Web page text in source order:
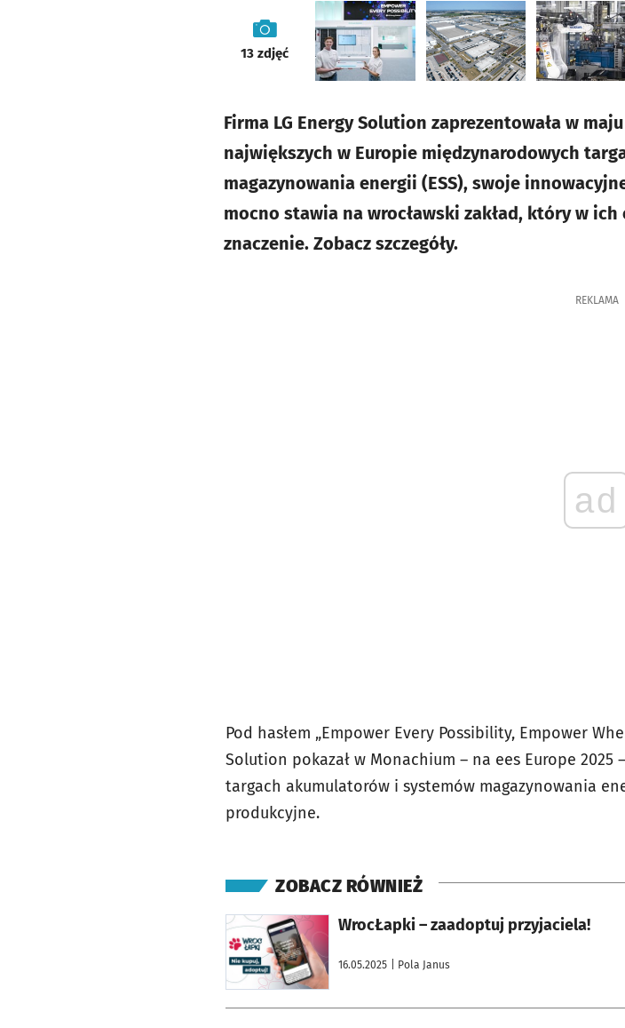
galeria
13zdjęć
Firma LG Energy Solution zaprezentowała w
największych w Europie międzynarodowych
magazynowania energii (ESS), swoje
mocno stawia na wrocławski zakład, który w
znaczenie. Zobacz szczegóły.
REKLAMA
ad
Pod hasłem „Empower Every Possibility, Empower
Solution pokazał w Monachium – na ees Europe
targach akumulatorów i systemów magazynowania
produkcyjne.
ZOBACZ RÓWNIEŻ
WrocŁapki – zaadoptuj przyjaciela!
16.05.2025 | Pola Janus
otworzy się w nowej karcie